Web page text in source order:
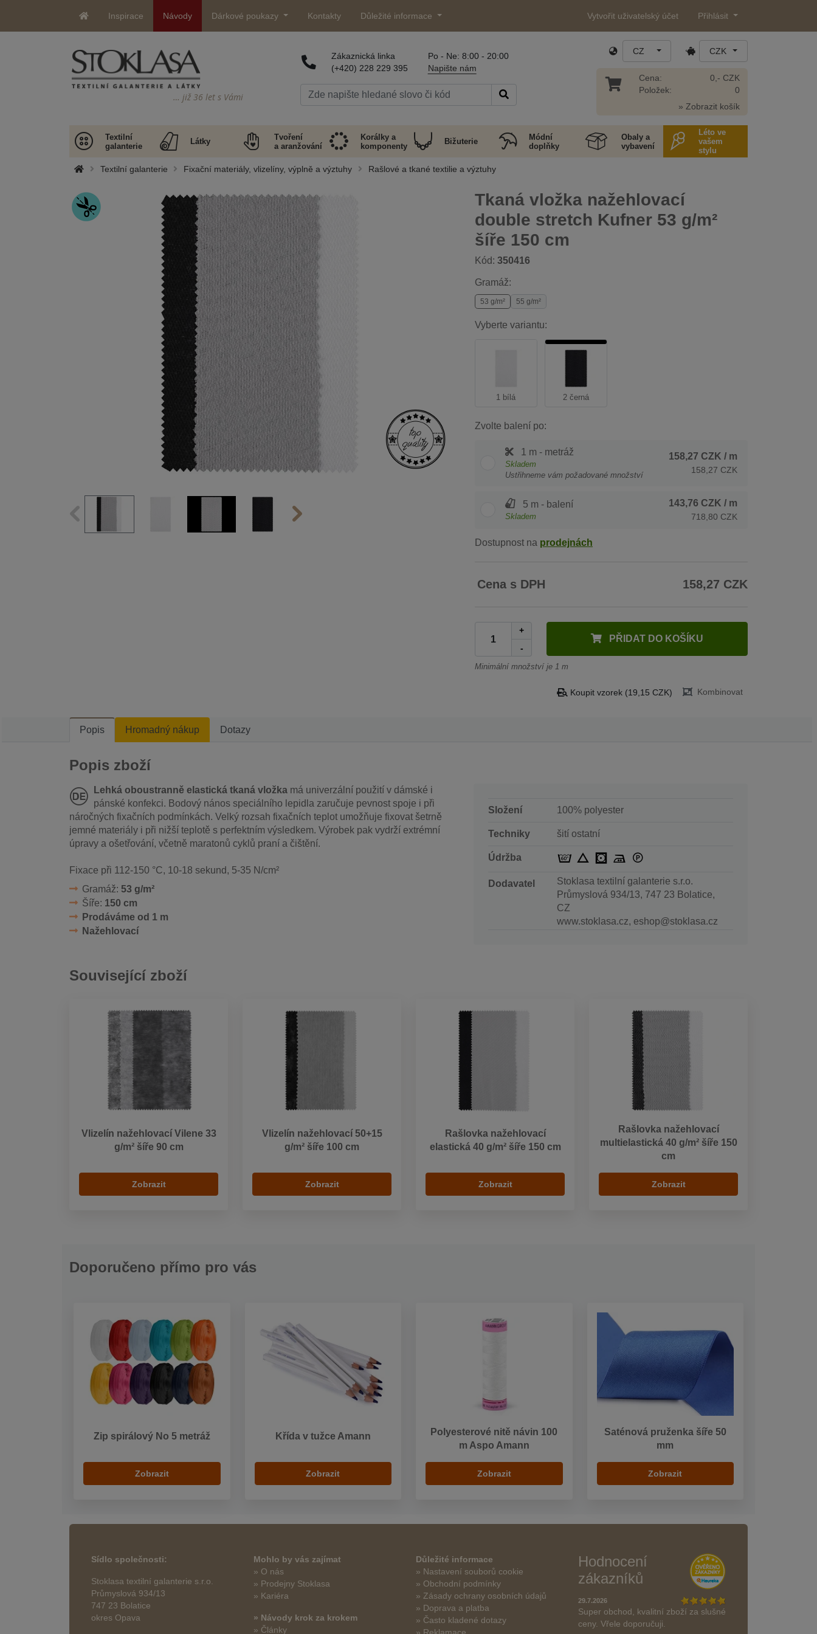
Inspirace Návody Dárkové poukazy Kontakty Důležité informace Vytvořit uživatelský účet Přihlásit
… již 36 let s Vámi
Zákaznická linka
(+420) 228 229 395
Po - Ne: 8:00 - 20:00
Napište nám
CZ CZK
Cena:
Položek:
0,- CZK
0
» Zobrazit košík
Textilní
galanterie
Látky
Tvoření
a aranžování
Korálky a
komponenty
Bižuterie
Módní
doplňky
Obaly a
vybavení
Léto ve
vašem
stylu
Textilní galanterie Fixační materiály, vlizelíny, výplně a výztuhy Rašlové a tkané textilie a výztuhy
Tkaná vložka nažehlovací
double stretch Kufner 53 g/m²
šíře 150 cm
Kód: 350416
Gramáž:
53 g/m² 55 g/m²
Vyberte variantu:
1 bílá 2 černá
Zvolte balení po:
1 m - metráž
Skladem
Ustřihneme vám požadované množství
158,27 CZK / m
158,27 CZK
5 m - balení
Skladem
143,76 CZK / m
718,80 CZK
Dostupnost na prodejnách
Cena s DPH 158,27 CZK
+
-
PŘIDAT DO KOŠÍKU
Minimální množství je 1 m
Koupit vzorek (19,15 CZK) Kombinovat
Popis Hromadný nákup Dotazy
Popis zboží
Lehká oboustranně elastická tkaná vložka má univerzální použití v dámské i
pánské konfekci. Bodový nános speciálního lepidla zaručuje pevnost spoje i při
náročných fixačních podmínkách. Velký rozsah fixačních teplot umožňuje fixovat šetrně
jemné materiály i při nižší teplotě s perfektním výsledkem. Výrobek pak vydrží extrémní
úpravy a ošetřování, včetně maratonů cyklů praní a čištění.
Fixace při 112-150 °C, 10-18 sekund, 5-35 N/cm²
Gramáž: 53 g/m²
Šíře: 150 cm
Prodáváme od 1 m
Nažehlovací
Složení 100% polyester
Techniky šití ostatní
Údržba
Dodavatel
Stoklasa textilní galanterie s.r.o.
Průmyslová 934/13, 747 23 Bolatice,
CZ
www.stoklasa.cz, eshop@stoklasa.cz
Související zboží
Vlizelín nažehlovací Vilene 33
g/m² šíře 90 cm
Zobrazit
Vlizelín nažehlovací 50+15
g/m² šíře 100 cm
Zobrazit
Rašlovka nažehlovací
elastická 40 g/m² šíře 150 cm
Zobrazit
Rašlovka nažehlovací
multielastická 40 g/m² šíře 150
cm
Zobrazit
Doporučeno přímo pro vás
Zip spirálový No 5 metráž
Zobrazit
Křída v tužce Amann
Zobrazit
Polyesterové nitě návin 100
m Aspo Amann
Zobrazit
Saténová pruženka šíře 50
mm
Zobrazit
Sídlo společnosti:
Stoklasa textilní galanterie s.r.o.
Průmyslová 934/13
747 23 Bolatice
okres Opava
Mohlo by vás zajímat
» O nás
» Prodejny Stoklasa
» Kariéra
» Návody krok za krokem
» Články
Důležité informace
» Nastavení souborů cookie
» Obchodní podmínky
» Zásady ochrany osobních údajů
» Doprava a platba
» Často kladené dotazy
» Reklamace
Hodnocení
zákazníků
29.7.2026
Super obchod, kvalitní zboží za slušné
ceny. Vřele doporučuji.